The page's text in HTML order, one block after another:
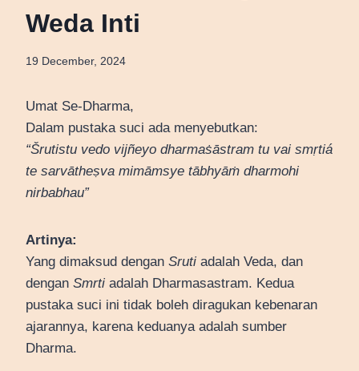
Weda Inti
19 December, 2024
Umat Se-Dharma,
Dalam pustaka suci ada menyebutkan:
“Šrutistu vedo vijñeyo dharmaṡāstram tu vai smṛtiá
te sarvātheṣva mimāmsye tābhyāṁ dharmohi
nirbabhau”
Artinya:
Yang dimaksud dengan Sruti adalah Veda, dan
dengan Smrti adalah Dharmasastram. Kedua
pustaka suci ini tidak boleh diragukan kebenaran
ajarannya, karena keduanya adalah sumber
Dharma.